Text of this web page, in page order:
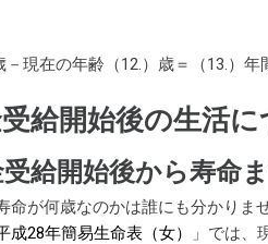
－現在の年齢（12.）歳＝（13.）
給開始後の生活
給開始後から寿命
命が何歳なのかは誰にも分かりま
成28年簡易生命表（女） 」では、